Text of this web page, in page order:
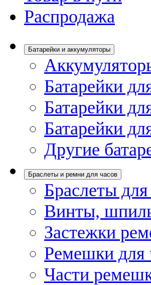
Распродажа
Батарейки и аккумуляторы
Батарейки
Батарейки
Батарейки
Другие
Браслеты и ремни для часов
Браслеты
Винты,
Застежки
Ремешки для
Части